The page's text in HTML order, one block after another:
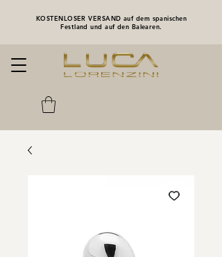
KOSTENLOSER VERSAND auf dem spanischen
Festland und auf den Balearen.